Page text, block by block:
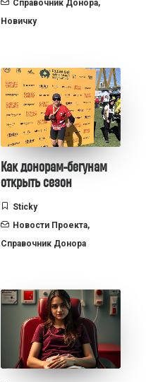
Справочник Донора,
Новичку
Как донорам-бегунам
открыть сезон
Sticky
Новости Проекта,
Справочник Донора